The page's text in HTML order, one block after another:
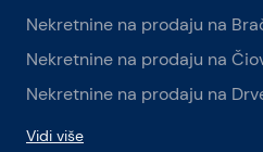
Nekretnine na prodaju na
Nekretnine na prodaju na
Nekretnine na prodaju na
Vidi više